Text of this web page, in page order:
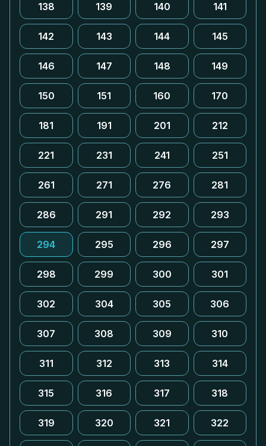
138 139 140 141
142 143 144 145
146 147 148 149
150 151 160 170
181 191 201 212
221 231 241 251
261 271 276 281
286 291 292 293
294 295 296 297
298 299 300 301
302 304 305 306
307 308 309 310
311 312 313 314
315 316 317 318
319 320 321 322